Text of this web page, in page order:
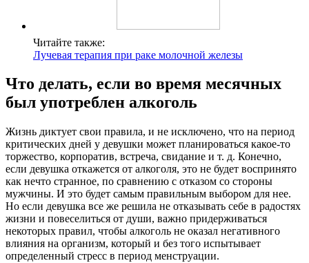
Читайте также:
Лучевая терапия при раке молочной железы
Что делать, если во время месячных
был употреблен алкоголь
Жизнь диктует свои правила, и не исключено, что на период
критических дней у девушки может планироваться какое-то
торжество, корпоратив, встреча, свидание и т. д. Конечно,
если девушка откажется от алкоголя, это не будет воспринято
как нечто странное, по сравнению с отказом со стороны
мужчины. И это будет самым правильным выбором для нее.
Но если девушка все же решила не отказывать себе в радостях
жизни и повеселиться от души, важно придерживаться
некоторых правил, чтобы алкоголь не оказал негативного
влияния на организм, который и без того испытывает
определенный стресс в период менструации.